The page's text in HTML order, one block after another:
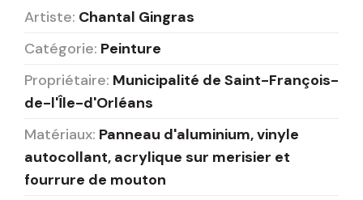
Artiste: Chantal Gingras
Catégorie: Peinture
Propriétaire: Municipalité de Saint-François-
de-l'Île-d'Orléans
Matériaux: Panneau d'aluminium, vinyle
autocollant, acrylique sur merisier et
fourrure de mouton